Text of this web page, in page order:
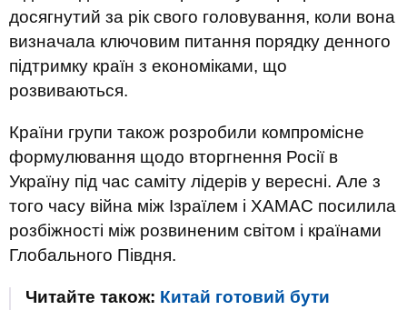
досягнутий за рік свого головування, коли вона
визначала ключовим питання порядку денного
підтримку країн з економіками, що
розвиваються.
Країни групи також розробили компромісне
формулювання щодо вторгнення Росії в
Україну під час саміту лідерів у вересні. Але з
того часу війна між Ізраїлем і ХАМАС посилила
розбіжності між розвиненим світом і країнами
Глобального Півдня.
Читайте також: Китай готовий бути